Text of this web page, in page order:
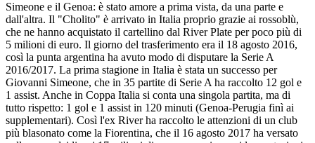
Simeone e il Genoa: è stato amore a prima vista, da una parte e
dall'altra. Il "Cholito" è arrivato in Italia proprio grazie ai rossoblù,
che ne hanno acquistato il cartellino dal River Plate per poco più di
5 milioni di euro. Il giorno del trasferimento era il 18 agosto 2016,
così la punta argentina ha avuto modo di disputare la Serie A
2016/2017. La prima stagione in Italia è stata un successo per
Giovanni Simeone, che in 35 partite di Serie A ha raccolto 12 gol e
1 assist. Anche in Coppa Italia si conta una singola partita, ma di
tutto rispetto: 1 gol e 1 assist in 120 minuti (Genoa-Perugia finì ai
supplementari). Così l'ex River ha raccolto le attenzioni di un club
più blasonato come la Fiorentina, che il 16 agosto 2017 ha versato